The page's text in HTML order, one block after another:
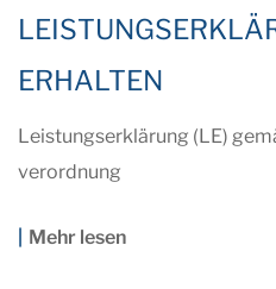
ERHALTEN
Leistungserklärung (LE)
verordnung
Mehr lesen